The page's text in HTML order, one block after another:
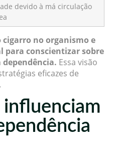
devido à má circulação
no organismo e
para conscientizar sobre
dependência. Essa visão
eficazes de
influenciam